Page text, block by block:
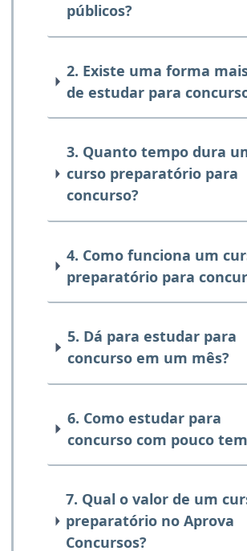
públicos?
2. Existe uma forma
de estudar para
3. Quanto tempo dura
curso preparatório para
concurso?
4. Como funciona um
preparatório para
5. Dá para estudar para
concurso em um mês?
6. Como estudar para
concurso com pouco
7. Qual o valor de um
preparatório no Aprova
Concursos?